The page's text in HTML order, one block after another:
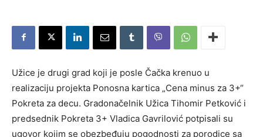
Užice je drugi grad koji je posle Čačka krenuo u
realizaciju projekta Ponosna kartica „Cena minus za 3+“
Pokreta za decu. Gradonačelnik Užica Tihomir Petković i
predsednik Pokreta 3+ Vladica Gavrilović potpisali su
ugovor kojim se obezbeđuju pogodnosti za porodice sa